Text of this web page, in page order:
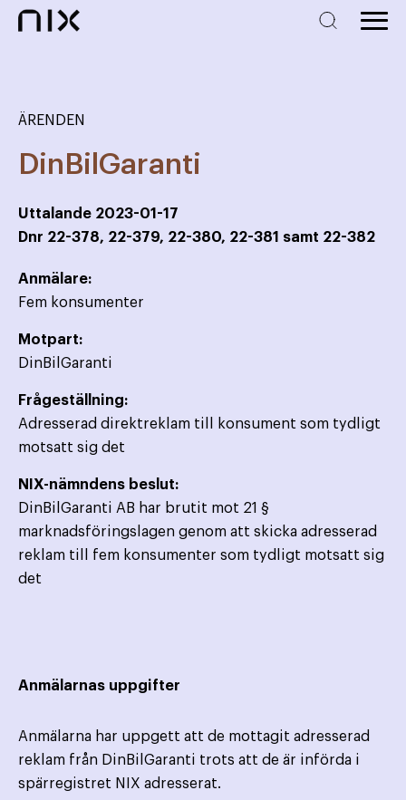
ÄRENDEN
DinBilGaranti
Uttalande 2023-01-17
Dnr 22-378, 22-379, 22-380, 22-381 samt 22-382
Anmälare:
Fem konsumenter
Motpart:
DinBilGaranti
Frågeställning:
Adresserad direktreklam till konsument som tydligt
motsatt sig det
NIX-nämndens beslut:
DinBilGaranti AB har brutit mot 21 §
marknadsföringslagen genom att skicka adresserad
reklam till fem konsumenter som tydligt motsatt sig
det
Anmälarnas uppgifter
Anmälarna har uppgett att de mottagit adresserad
reklam från DinBilGaranti trots att de är införda i
spärregistret NIX adresserat.